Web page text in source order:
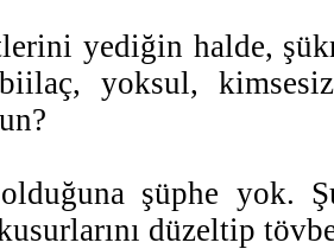
yediğin halde,
yoksul,
şüphe yok.
düzeltip